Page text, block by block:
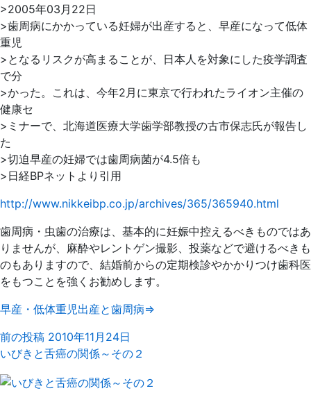
>2005年03月22日
>歯周病にかかっている妊婦が出産すると、早産になって低体
重児
>となるリスクが高まることが、日本人を対象にした疫学調査
で分
>かった。これは、今年2月に東京で行われたライオン主催の
健康セ
>ミナーで、北海道医療大学歯学部教授の古市保志氏が報告し
た
>切迫早産の妊婦では歯周病菌が4.5倍も
>日経BPネットより引用
http://www.nikkeibp.co.jp/archives/365/365940.html
歯周病・虫歯の治療は、基本的に妊娠中控えるべきものではあ
りませんが、麻酔やレントゲン撮影、投薬などで避けるべきも
のもありますので、結婚前からの定期検診やかかりつけ歯科医
をもつことを強くお勧めします。
早産・低体重児出産と歯周病⇒
前の投稿 2010年11月24日
いびきと舌癌の関係～その２